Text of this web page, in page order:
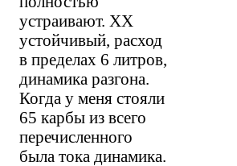
устраивают. ХХ
устойчивый, расход
в пределах 6 литров,
динамика разгона.
Когда у меня стояли
65 карбы из всего
перечисленного
была тока динамика.